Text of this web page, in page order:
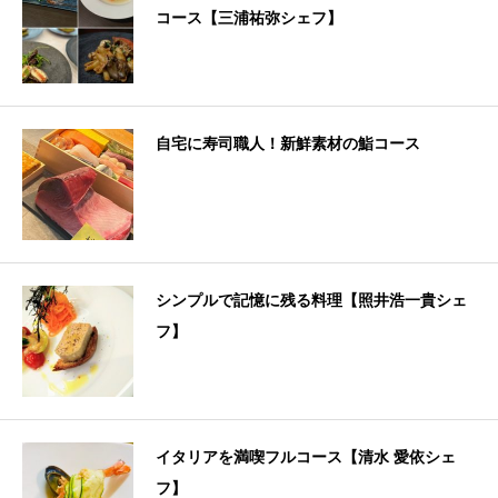
コース【三浦祐弥シェフ】
自宅に寿司職人！新鮮素材の鮨コース
シンプルで記憶に残る料理【照井浩一貴シェ
フ】
イタリアを満喫フルコース【清水 愛依シェ
フ】